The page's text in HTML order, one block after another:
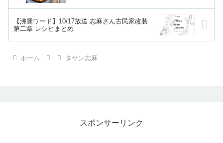
【沸騰ワード】10/17放送 志麻さん古民家改装
第二章 レシピまとめ
ホーム タサン志麻
スポンサーリンク